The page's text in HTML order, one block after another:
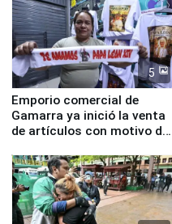
5
Emporio comercial de
Gamarra ya inició la venta
de artículos con motivo de